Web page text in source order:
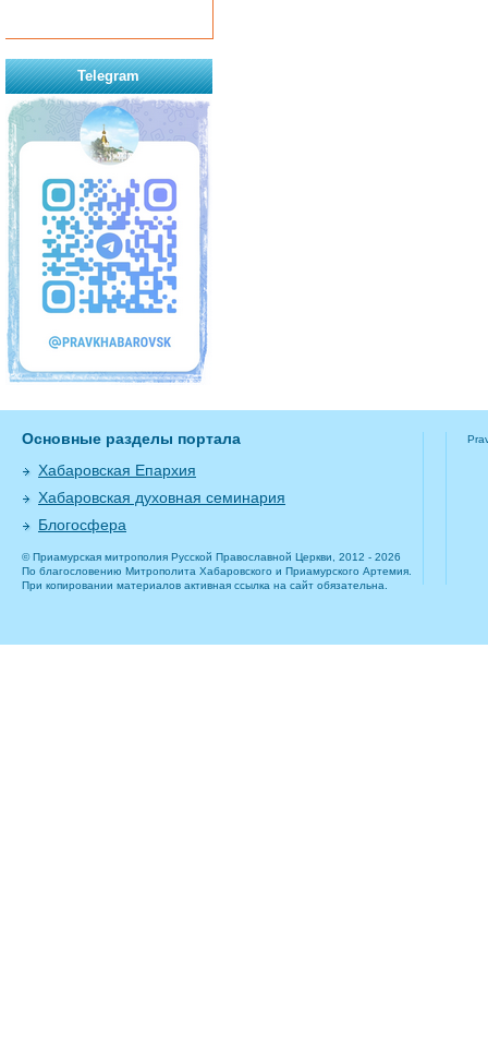
Telegram
Основные разделы портала
Хабаровская Епархия
Хабаровская духовная семинария
Блогосфера
© Приамурская митрополия Русской Православной Церкви, 2012 - 2026
По благословению Митрополита Хабаровского и Приамурского Артемия.
При копировании материалов активная ссылка на сайт обязательна.